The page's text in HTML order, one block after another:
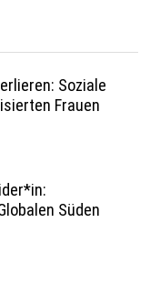
Soziale
Frauen
Süden